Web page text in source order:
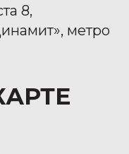
8,
метро